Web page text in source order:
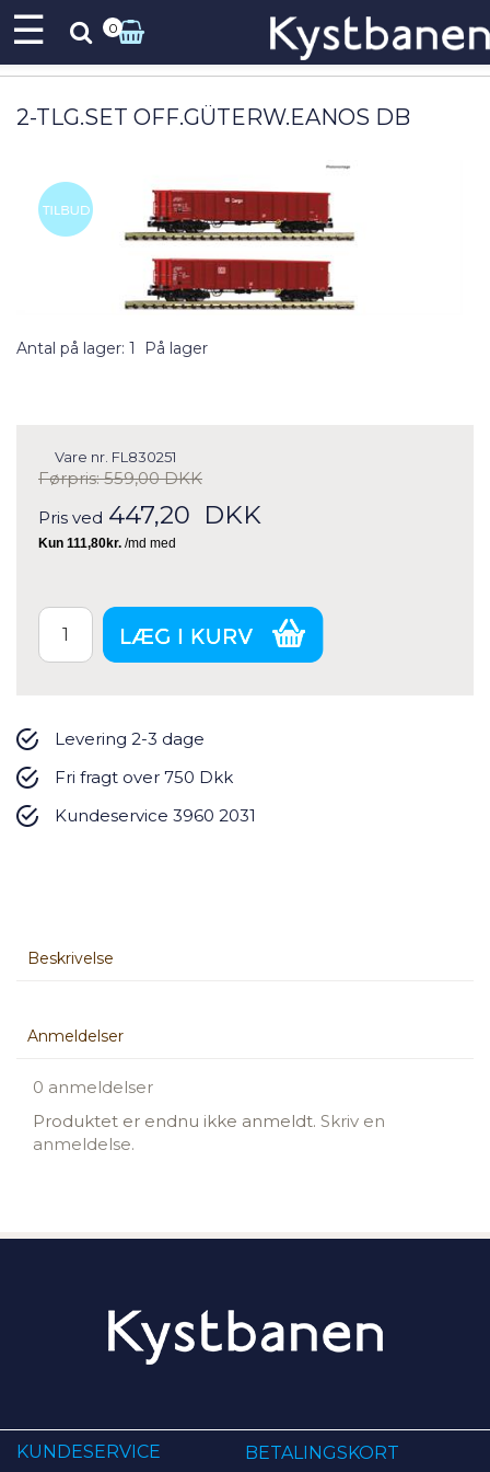
☰ 0
2-TLG.SET OFF.GÜTERW.EANOS DB
Antal på lager: 1 På lager
Vare nr. FL830251
Førpris:559,00DKK
Pris ved 447,20 DKK
Levering 2-3 dage
Fri fragt over 750 Dkk
Kundeservice 3960 2031
Beskrivelse
Anmeldelser
0 anmeldelser
Produktet er endnu ikke anmeldt. Skriv en
anmeldelse.
KUNDESERVICE BETALINGSKORT